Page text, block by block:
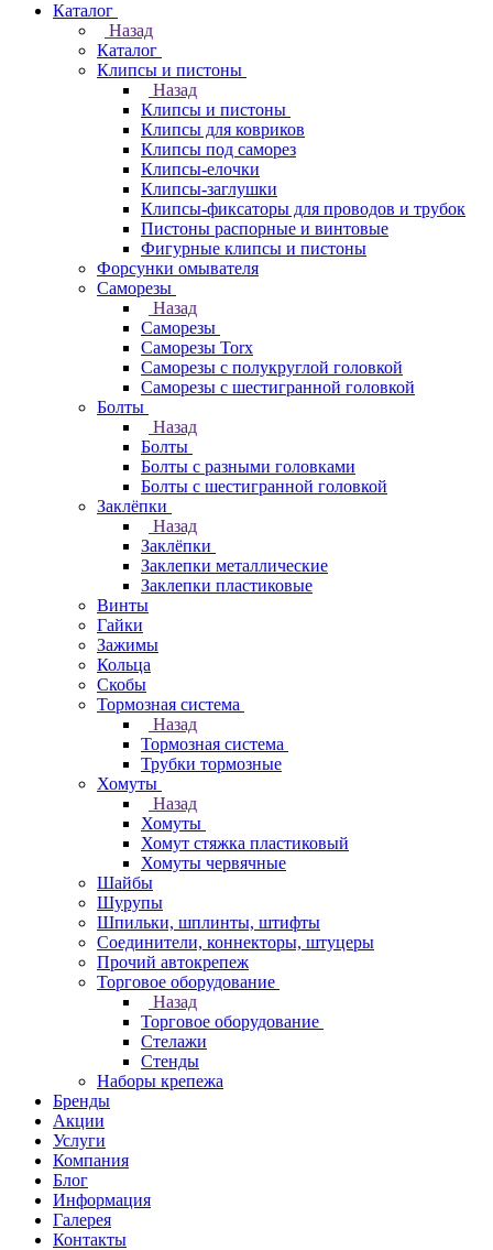
Каталог
Назад
Каталог
Клипсы и пистоны
Назад
Клипсы и пистоны
Клипсы для ковриков
Клипсы под саморез
Клипсы-елочки
Клипсы-заглушки
Клипсы-фиксаторы для проводов и трубок
Пистоны распорные и винтовые
Фигурные клипсы и пистоны
Форсунки омывателя
Саморезы
Назад
Саморезы
Саморезы Torx
Саморезы с полукруглой головкой
Саморезы с шестигранной головкой
Болты
Назад
Болты
Болты с разными головками
Болты с шестигранной головкой
Заклёпки
Назад
Заклёпки
Заклепки металлические
Заклепки пластиковые
Винты
Гайки
Зажимы
Кольца
Скобы
Тормозная система
Назад
Тормозная система
Трубки тормозные
Хомуты
Назад
Хомуты
Хомут стяжка пластиковый
Хомуты червячные
Шайбы
Шурупы
Шпильки, шплинты, штифты
Соединители, коннекторы, штуцеры
Прочий автокрепеж
Торговое оборудование
Назад
Торговое оборудование
Стелажи
Стенды
Наборы крепежа
Бренды
Акции
Услуги
Компания
Блог
Информация
Галерея
Контакты